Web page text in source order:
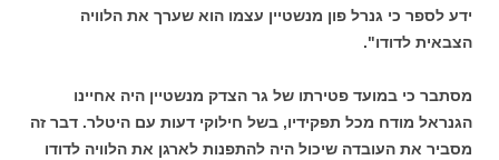
ידע לספר כי גנרל פון מנשטיין עצמו הוא שערך את הלוויה
הצבאית לדודו".
מסתבר כי במועד פטירתו של גר הצדק מנשטיין היה אחיינו
הגנראל מודח מכל תפקידיו, בשל חילוקי דעות עם היטלר. דבר זה
מסביר את העובדה שיכול היה להתפנות לארגן את הלוויה לדודו